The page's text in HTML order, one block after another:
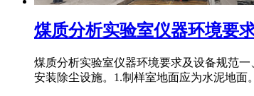
煤质分析实验室仪器环境要
煤质分析实验室仪器环境要求及设备规范
安装除尘设施。1.制样室地面应为水泥地面